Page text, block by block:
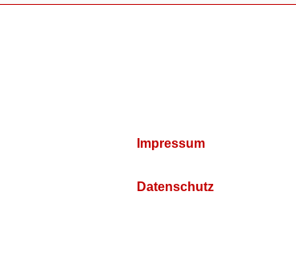
Impressum
Datenschutz